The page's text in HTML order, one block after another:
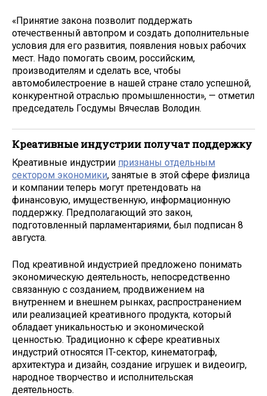
«Принятие закона позволит поддержать
отечественный автопром и создать дополнительные
условия для его развития, появления новых рабочих
мест. Надо помогать своим, российским,
производителям и сделать все, чтобы
автомобилестроение в нашей стране стало успешной,
конкурентной отраслью промышленности», — отметил
председатель Госдумы Вячеслав Володин.
Креативные индустрии получат поддержку
Креативные индустрии признаны отдельным
сектором экономики, занятые в этой сфере физлица
и компании теперь могут претендовать на
финансовую, имущественную, информационную
поддержку. Предполагающий это закон,
подготовленный парламентариями, был подписан 8
августа.
Под креативной индустрией предложено понимать
экономическую деятельность, непосредственно
связанную с созданием, продвижением на
внутреннем и внешнем рынках, распространением
или реализацией креативного продукта, который
обладает уникальностью и экономической
ценностью. Традиционно к сфере креативных
индустрий относятся IT-сектор, кинематограф,
архитектура и дизайн, создание игрушек и видеоигр,
народное творчество и исполнительская
деятельность.